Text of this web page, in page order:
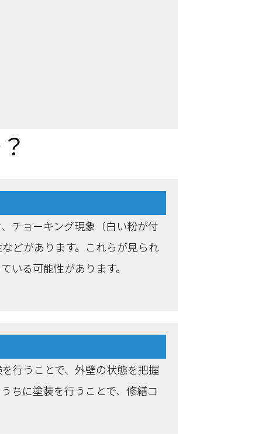
チョーキング現象（白い粉が付
どがあります。これらが見られ
いる可能性があります。
行うことで、外壁の状態を把握
ちに塗装を行うことで、修繕コ